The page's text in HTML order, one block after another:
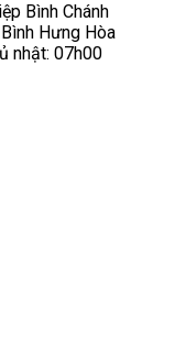
Bình Chánh
Hưng Hòa
nhật: 07h00